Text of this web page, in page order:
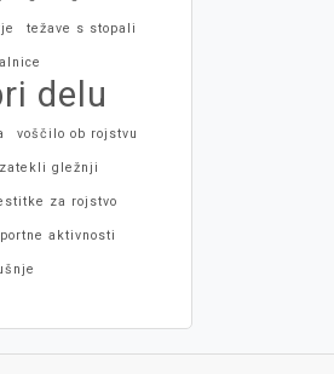
težave s stopali
delu
voščilo ob rojstvu
zatekli gležnji
za rojstvo
aktivnosti